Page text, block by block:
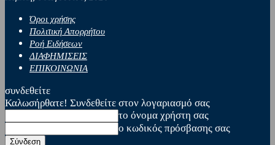
Όροι χρήσης
Πολιτική Απορρήτου
Ροή Ειδήσεων
ΔΙΑΦΗΜΙΣΕΙΣ
ΕΠΙΚΟΙΝΩΝΙΑ
συνδεθείτε
Καλωσήρθατε! Συνδεθείτε στον λογαριασμό σας
το όνομα χρήστη σας
ο κωδικός πρόσβασης σας